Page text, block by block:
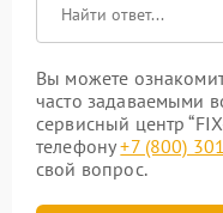
Вы можете
часто задаваемыми
сервисный центр
телефону+7 (800)
свой вопрос.